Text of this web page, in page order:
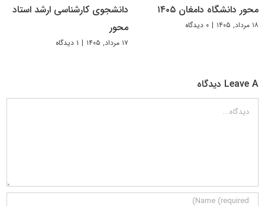
محور دانشگاه دامغان ۱۴۰۵
۱۸ مرداد, ۱۴۰۵ | ۰ دیدگاه
دانشجوی کارشناسی ارشد استاد
محور
۱۷ مرداد, ۱۴۰۵ | ۱ دیدگاه
Leave A دیدگاه
دیدگاه